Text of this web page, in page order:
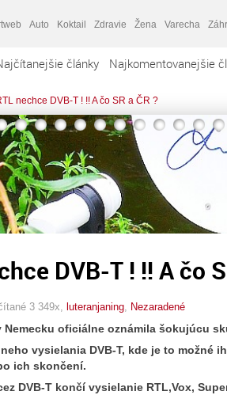
Auto Koktail Zdravie Žena Varecha
články Najkomentovanejšie
nechce DVB-T ! !! A čo SR a ČR ?
DVB-T ! !! A čo
3 349x, luteranjaning Nezaradené
Nemecku oficiálne oznámila šokujúcu
vysielania DVB-T, kde je to možné
ich skončení.
DVB-T končí vysielanie RTL,Vox,